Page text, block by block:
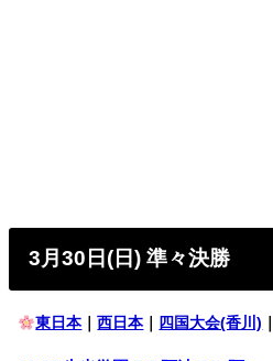
3月30日(日) 準々決勝
東日本｜西日本｜ 四国大会(香川)